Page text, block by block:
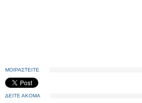
ΜΟΙΡΑΣΤΕΙΤΕ
ΔΕΙΤΕ ΑΚΟΜΑ